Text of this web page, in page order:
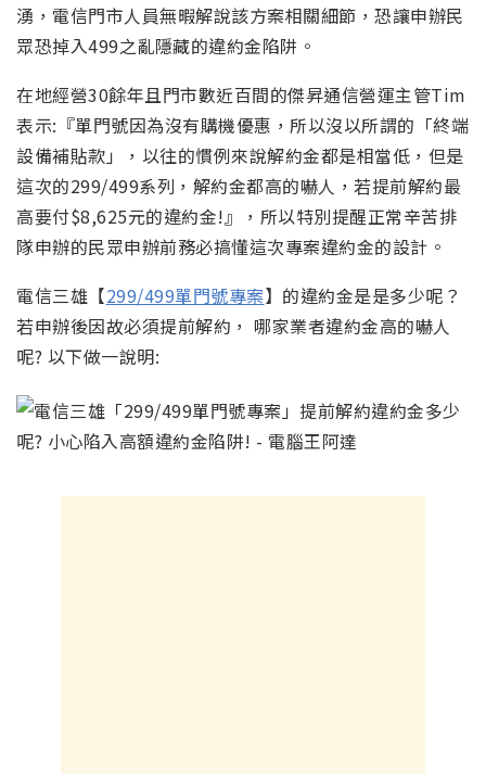
湧，電信門市人員無暇解說該方案相關細節，恐讓申辦民
眾恐掉入499之亂隱藏的違約金陷阱。
在地經營30餘年且門市數近百間的傑昇通信營運主管Tim
表示:『單門號因為沒有購機優惠，所以沒以所謂的「終端
設備補貼款」，以往的慣例來說解約金都是相當低，但是
這次的299/499系列，解約金都高的嚇人，若提前解約最
高要付$8,625元的違約金!』，所以特別提醒正常辛苦排
隊申辦的民眾申辦前務必搞懂這次專案違約金的設計。
電信三雄【299/499單門號專案】的違約金是是多少呢？
若申辦後因故必須提前解約， 哪家業者違約金高的嚇人
呢? 以下做一說明: